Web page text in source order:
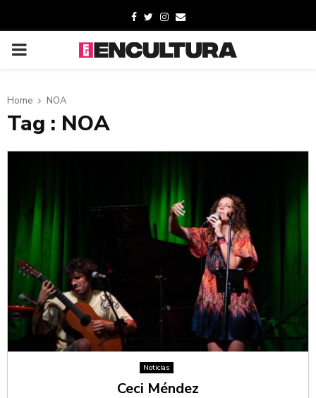
Home NOA
Tag : NOA
Noticias
Ceci Méndez